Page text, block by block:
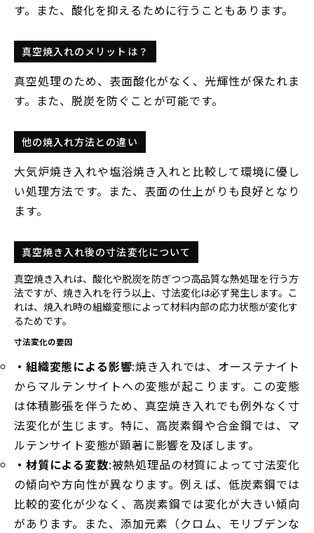
す。また、酸化を抑えるために行うこともあります。
真空焼入れのメリットは？
真空処理のため、表面酸化がなく、光輝性が保たれま
す。また、脱炭を防ぐことが可能です。
他の焼入れ方法との違い
大気炉焼き入れや塩浴焼き入れと比較して環境に優し
い処理方法です。また、表面の仕上がりも良好となり
ます。
真空焼き入れ後の寸法変化について
真空焼き入れは、酸化や脱炭を防ぎつつ高品質な熱処理を行う方
法ですが、焼き入れを行う以上、寸法変化は必ず発生します。こ
れは、焼入れ時の組織変態によって材料内部の応力状態が変化す
るためです。
寸法変化の要因
・組織変態による影響:焼き入れでは、オーステナイト
からマルテンサイトへの変態が起こります。この変態
は体積膨張を伴うため、真空焼き入れでも例外なく寸
法変化が生じます。特に、高炭素鋼や合金鋼では、マ
ルテンサイト変態が顕著に影響を及ぼします。
・材質による変数:被熱処理品の材質によって寸法変化
の傾向や方向性が異なります。例えば、低炭素鋼では
比較的変化が少なく、高炭素鋼では変化が大きい傾向
があります。また、添加元素（クロム、モリブデンな